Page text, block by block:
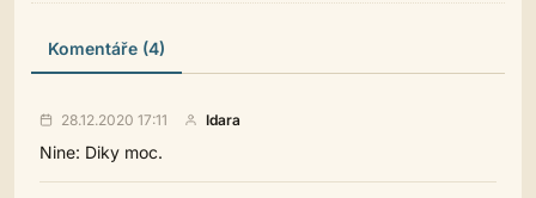
Komentáře (4)
28.12.2020 17:11 Idara
Nine: Diky moc.